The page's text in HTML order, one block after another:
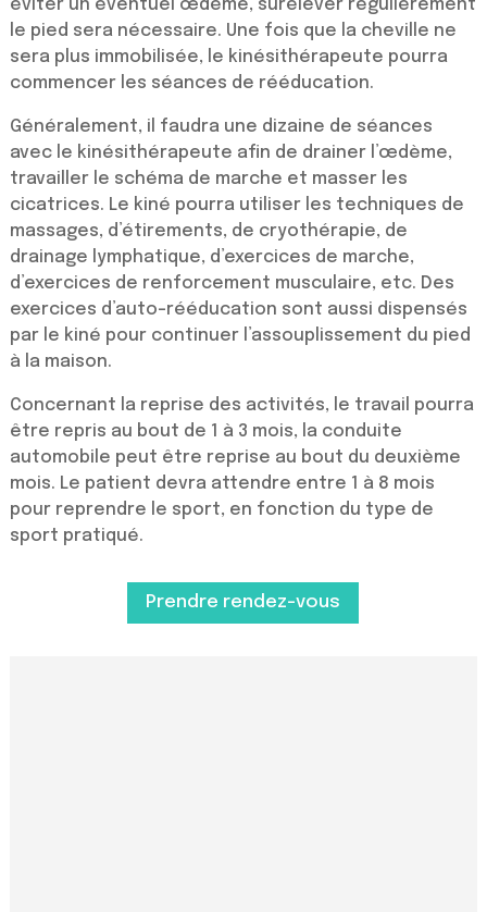
éviter un éventuel œdème, surélever régulièrement
le pied sera nécessaire. Une fois que la cheville ne
sera plus immobilisée, le kinésithérapeute pourra
commencer les séances de rééducation.
Généralement, il faudra une dizaine de séances
avec le kinésithérapeute afin de drainer l’œdème,
travailler le schéma de marche et masser les
cicatrices. Le kiné pourra utiliser les techniques de
massages, d’étirements, de cryothérapie, de
drainage lymphatique, d’exercices de marche,
d’exercices de renforcement musculaire, etc. Des
exercices d’auto-rééducation sont aussi dispensés
par le kiné pour continuer l’assouplissement du pied
à la maison.
Concernant la reprise des activités, le travail pourra
être repris au bout de 1 à 3 mois, la conduite
automobile peut être reprise au bout du deuxième
mois. Le patient devra attendre entre 1 à 8 mois
pour reprendre le sport, en fonction du type de
sport pratiqué.
Prendre rendez-vous